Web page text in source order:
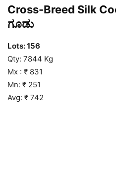
Cross-Breed Silk
ಗೂಡು
Lots: 156
Qty: 7844 Kg
Mx : ₹ 831
Mn: ₹ 251
Avg: ₹ 742